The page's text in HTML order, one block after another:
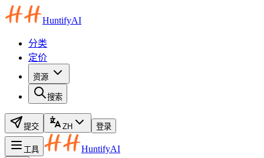
HuntifyAI
分类
定价
资源
搜索
提交 ZH 登录
工具 HuntifyAI